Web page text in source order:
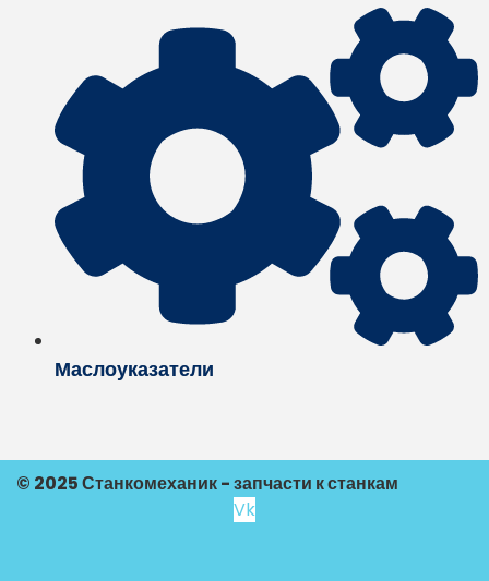
Маслоуказатели
© 2025 Станкомеханик - запчасти к станкам
Vk